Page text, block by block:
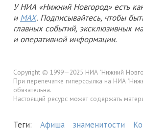
У НИА «Нижний Новгород» есть
и MAX. Подписывайтесь, чтобы
главных событий, эксклюзивных
и оперативной информации.
Copyright © 1999—2025 НИА "Нижний
При перепечатке гиперссылка на НИА
обязательна.
Настоящий ресурс может содержать
Теги: Афиша знаменитости